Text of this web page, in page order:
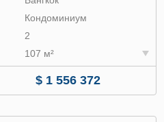
Кондоминиум
2
107 м²
$ 1 556 372